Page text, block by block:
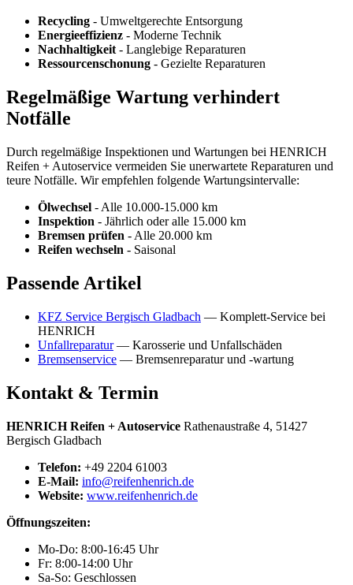
Recycling - Umweltgerechte Entsorgung
Energieeffizienz - Moderne Technik
Nachhaltigkeit - Langlebige Reparaturen
Ressourcenschonung - Gezielte Reparaturen
Regelmäßige Wartung verhindert
Notfälle
Durch regelmäßige Inspektionen und Wartungen bei HENRICH
Reifen + Autoservice vermeiden Sie unerwartete Reparaturen und
teure Notfälle. Wir empfehlen folgende Wartungsintervalle:
Ölwechsel - Alle 10.000-15.000 km
Inspektion - Jährlich oder alle 15.000 km
Bremsen prüfen - Alle 20.000 km
Reifen wechseln - Saisonal
Passende Artikel
KFZ Service Bergisch Gladbach — Komplett-Service bei
HENRICH
Unfallreparatur— Karosserie und Unfallschäden
Bremsenservice — Bremsenreparatur und -wartung
Kontakt & Termin
HENRICH Reifen + Autoservice Rathenaustraße 4, 51427
Bergisch Gladbach
Telefon: +49 2204 61003
E-Mail: info@reifenhenrich.de
Website: www.reifenhenrich.de
Öffnungszeiten:
Mo-Do: 8:00-16:45 Uhr
Fr: 8:00-14:00 Uhr
Sa-So: Geschlossen